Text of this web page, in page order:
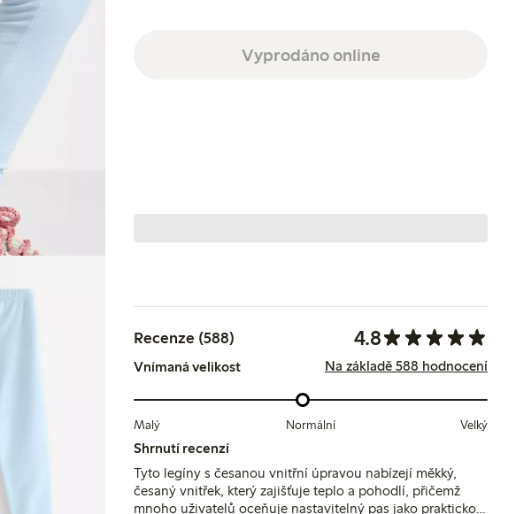
Vyprodáno online
Recenze (588) 4.8
Vnímaná velikost Na základě 588 hodnocení
Malý Normální Velký
Shrnutí recenzí
Tyto legíny s česanou vnitřní úpravou nabízejí měkký,
česaný vnitřek, který zajišťuje teplo a pohodlí, přičemž
mnoho uživatelů oceňuje nastavitelný pas jako praktickou